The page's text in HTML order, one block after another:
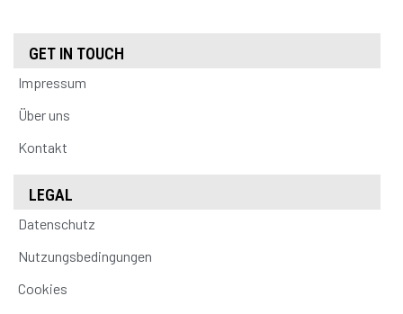
GET IN TOUCH
Impressum
Über uns
Kontakt
LEGAL
Datenschutz
Nutzungsbedingungen
Cookies